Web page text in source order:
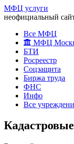
МФЦ услуги
неофициальный
Все МФЦ
МФЦ
БТИ
Росреестр
Соцзащита
Биржа труда
ФНС
Инфо
Все